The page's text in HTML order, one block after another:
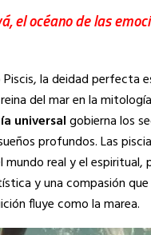
el océano de las
la deidad perfecta
del mar en la
universalgobierna los
profundos. Las
real y el espiritual,
y una compasión
fluye como la marea.